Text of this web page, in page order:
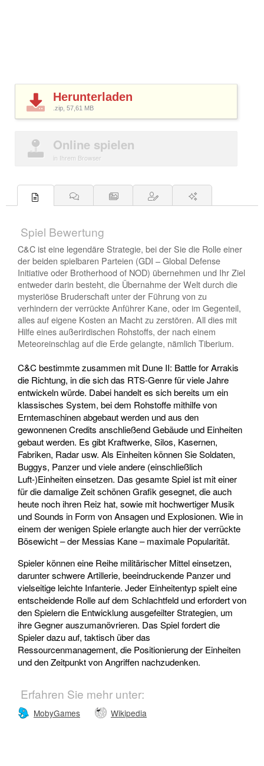
Herunterladen
.zip, 57,61 MB
Online spielen
in Ihrem Browser
Spiel Bewertung
C&C ist eine legendäre Strategie, bei der Sie die Rolle einer
der beiden spielbaren Parteien (GDI – Global Defense
Initiative oder Brotherhood of NOD) übernehmen und Ihr Ziel
entweder darin besteht, die Übernahme der Welt durch die
mysteriöse Bruderschaft unter der Führung von zu
verhindern der verrückte Anführer Kane, oder im Gegenteil,
alles auf eigene Kosten an Macht zu zerstören. All dies mit
Hilfe eines außerirdischen Rohstoffs, der nach einem
Meteoreinschlag auf die Erde gelangte, nämlich Tiberium.
C&C bestimmte zusammen mit Dune II: Battle for Arrakis
die Richtung, in die sich das RTS-Genre für viele Jahre
entwickeln würde. Dabei handelt es sich bereits um ein
klassisches System, bei dem Rohstoffe mithilfe von
Erntemaschinen abgebaut werden und aus den
gewonnenen Credits anschließend Gebäude und Einheiten
gebaut werden. Es gibt Kraftwerke, Silos, Kasernen,
Fabriken, Radar usw. Als Einheiten können Sie Soldaten,
Buggys, Panzer und viele andere (einschließlich
Luft-)Einheiten einsetzen. Das gesamte Spiel ist mit einer
für die damalige Zeit schönen Grafik gesegnet, die auch
heute noch ihren Reiz hat, sowie mit hochwertiger Musik
und Sounds in Form von Ansagen und Explosionen. Wie in
einem der wenigen Spiele erlangte auch hier der verrückte
Bösewicht – der Messias Kane – maximale Popularität.
Spieler können eine Reihe militärischer Mittel einsetzen,
darunter schwere Artillerie, beeindruckende Panzer und
vielseitige leichte Infanterie. Jeder Einheitentyp spielt eine
entscheidende Rolle auf dem Schlachtfeld und erfordert von
den Spielern die Entwicklung ausgefeilter Strategien, um
ihre Gegner auszumanövrieren. Das Spiel fordert die
Spieler dazu auf, taktisch über das
Ressourcenmanagement, die Positionierung der Einheiten
und den Zeitpunkt von Angriffen nachzudenken.
Erfahren Sie mehr unter:
MobyGames Wikipedia